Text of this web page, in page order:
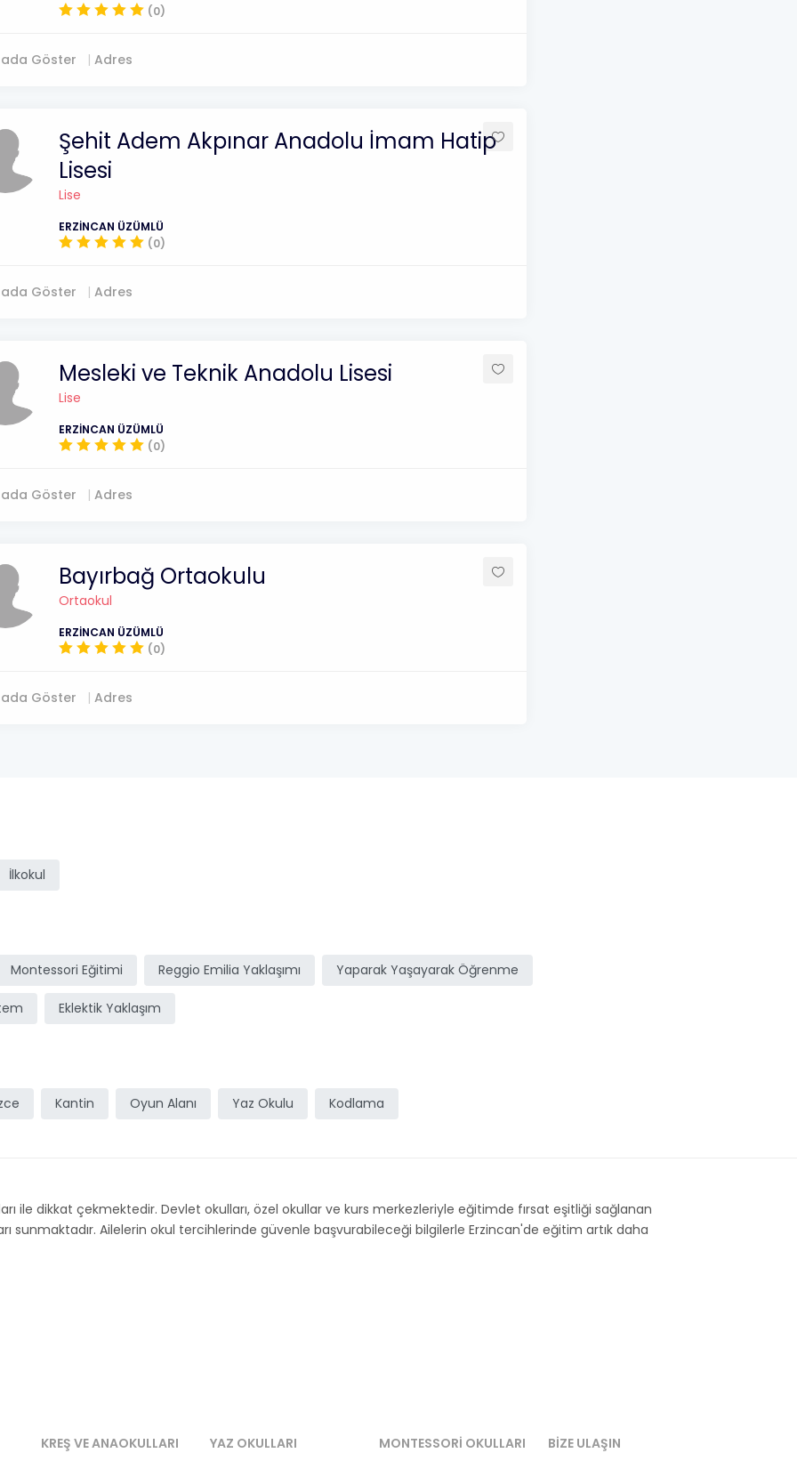
(0)
Göster Adres
Şehit Adem Akpınar Anadolu İmam Hatip
Lisesi
Lise
ERZİNCAN ÜZÜMLÜ
(0)
Göster Adres
Mesleki ve Teknik Anadolu Lisesi
Lise
ERZİNCAN ÜZÜMLÜ
(0)
Göster Adres
Bayırbağ Ortaokulu
Ortaokul
ERZİNCAN ÜZÜMLÜ
(0)
Göster Adres
İlkokul
Montessori Eğitimi Reggio Emilia Yaklaşımı Yaparak Yaşayarak Öğrenme
Eklektik Yaklaşım
Kantin Oyun Alanı Yaz Okulu Kodlama
ile dikkat çekmektedir. Devlet okulları, özel okullar ve kurs merkezleriyle eğitimde fırsat eşitliği sağlanan
sunmaktadır. Ailelerin okul tercihlerinde güvenle başvurabileceği bilgilerle Erzincan'de eğitim artık daha
KREŞ VE ANAOKULLARI YAZ OKULLARI MONTESSORI OKULLARI BIZE ULAŞIN